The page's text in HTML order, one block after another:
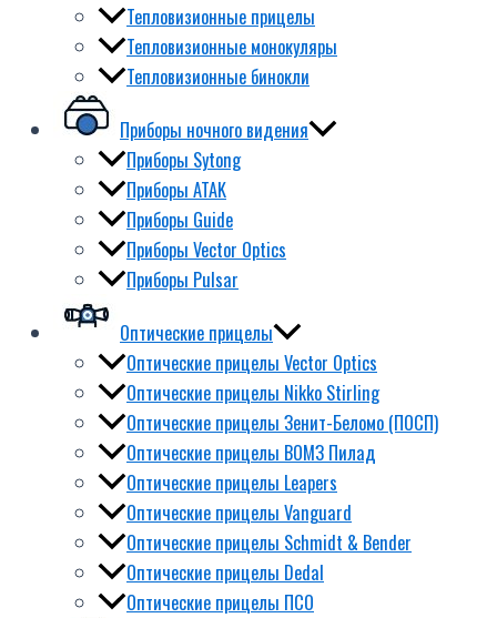
Тепловизионные прицелы
Тепловизионные монокуляры
Тепловизионные бинокли
Приборы ночного видения
Приборы Sytong
Приборы ATAK
Приборы Guide
Приборы Vector Optics
Приборы Pulsar
Оптические прицелы
Оптические прицелы Vector Optics
Оптические прицелы Nikko Stirling
Оптические прицелы Зенит-Беломо (ПОСП)
Оптические прицелы ВОМЗ Пилад
Оптические прицелы Leapers
Оптические прицелы Vanguard
Оптические прицелы Schmidt & Bender
Оптические прицелы Dedal
Оптические прицелы ПСО